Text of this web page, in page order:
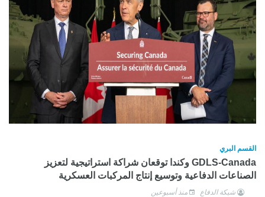
القسم البري
GDLS-Canada وكندا توقعان شراكة استراتيجية لتعزيز
الصناعات الدفاعية وتوسيع إنتاج المركبات العسكرية
شبكة الدفاع منذ أسبوعين